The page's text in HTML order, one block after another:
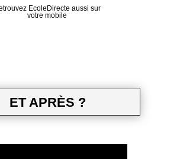
EcoleDirecte aussi sur
votre mobile
ET APRÈS ?